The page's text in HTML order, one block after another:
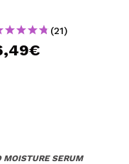
(21)
MOISTURE SERUM